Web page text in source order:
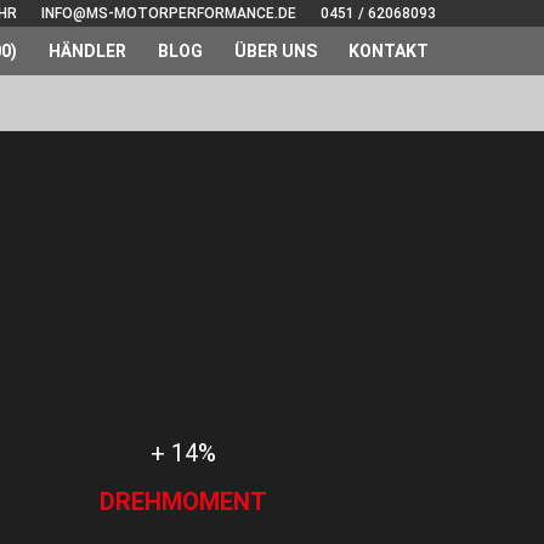
INFO@MS-MOTORPERFORMANCE.DE 0451 / 62068093
HÄNDLER BLOG ÜBER UNS KONTAKT
+ 14%
DREHMOMENT